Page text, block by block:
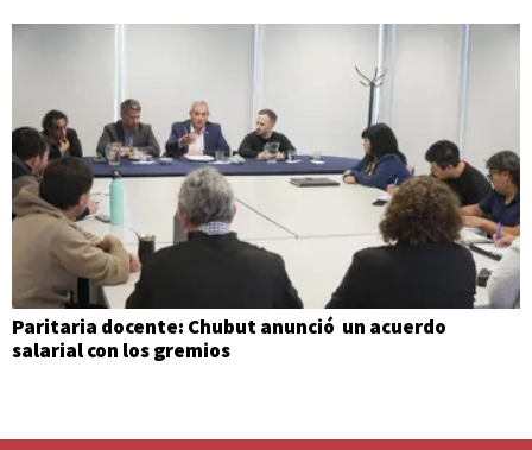
Paritaria docente: Chubut anunció un acuerdo
salarial con los gremios